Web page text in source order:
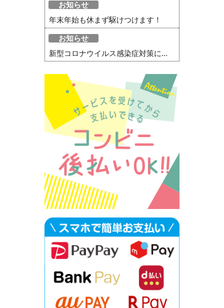
お知らせ
年末年始も休まず駆けつけます！
お知らせ
新型コロナウイルス感染症対策に...